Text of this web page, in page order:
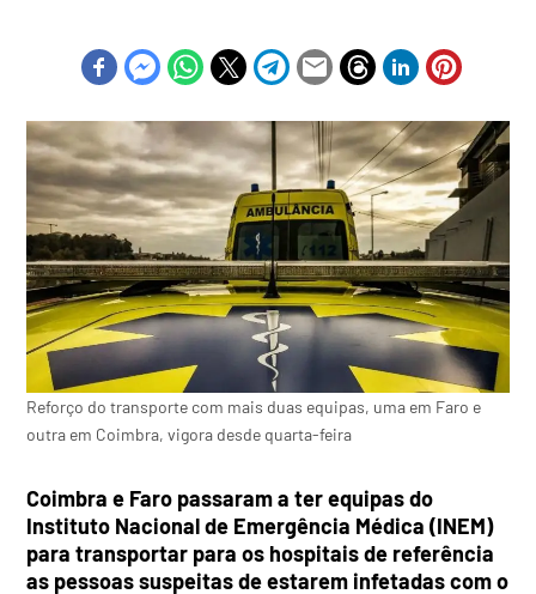
Reforço do transporte com mais duas equipas, uma em Faro e
outra em Coimbra, vigora desde quarta-feira
Coimbra e Faro passaram a ter equipas do
Instituto Nacional de Emergência Médica (INEM)
para transportar para os hospitais de referência
as pessoas suspeitas de estarem infetadas com o